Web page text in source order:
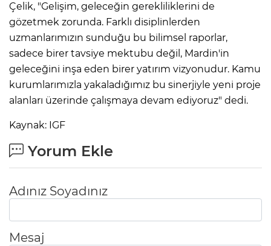
Çelik, "Gelişim, geleceğin gerekliliklerini de
gözetmek zorunda. Farklı disiplinlerden
uzmanlarımızın sunduğu bu bilimsel raporlar,
sadece birer tavsiye mektubu değil, Mardin'in
geleceğini inşa eden birer yatırım vizyonudur. Kamu
kurumlarımızla yakaladığımız bu sinerjiyle yeni proje
alanları üzerinde çalışmaya devam ediyoruz" dedi.
Kaynak: IGF
Yorum Ekle
Adınız Soyadınız
Mesaj